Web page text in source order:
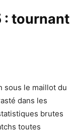
: tournant
sous le maillot du
dans les
brutes
toutes